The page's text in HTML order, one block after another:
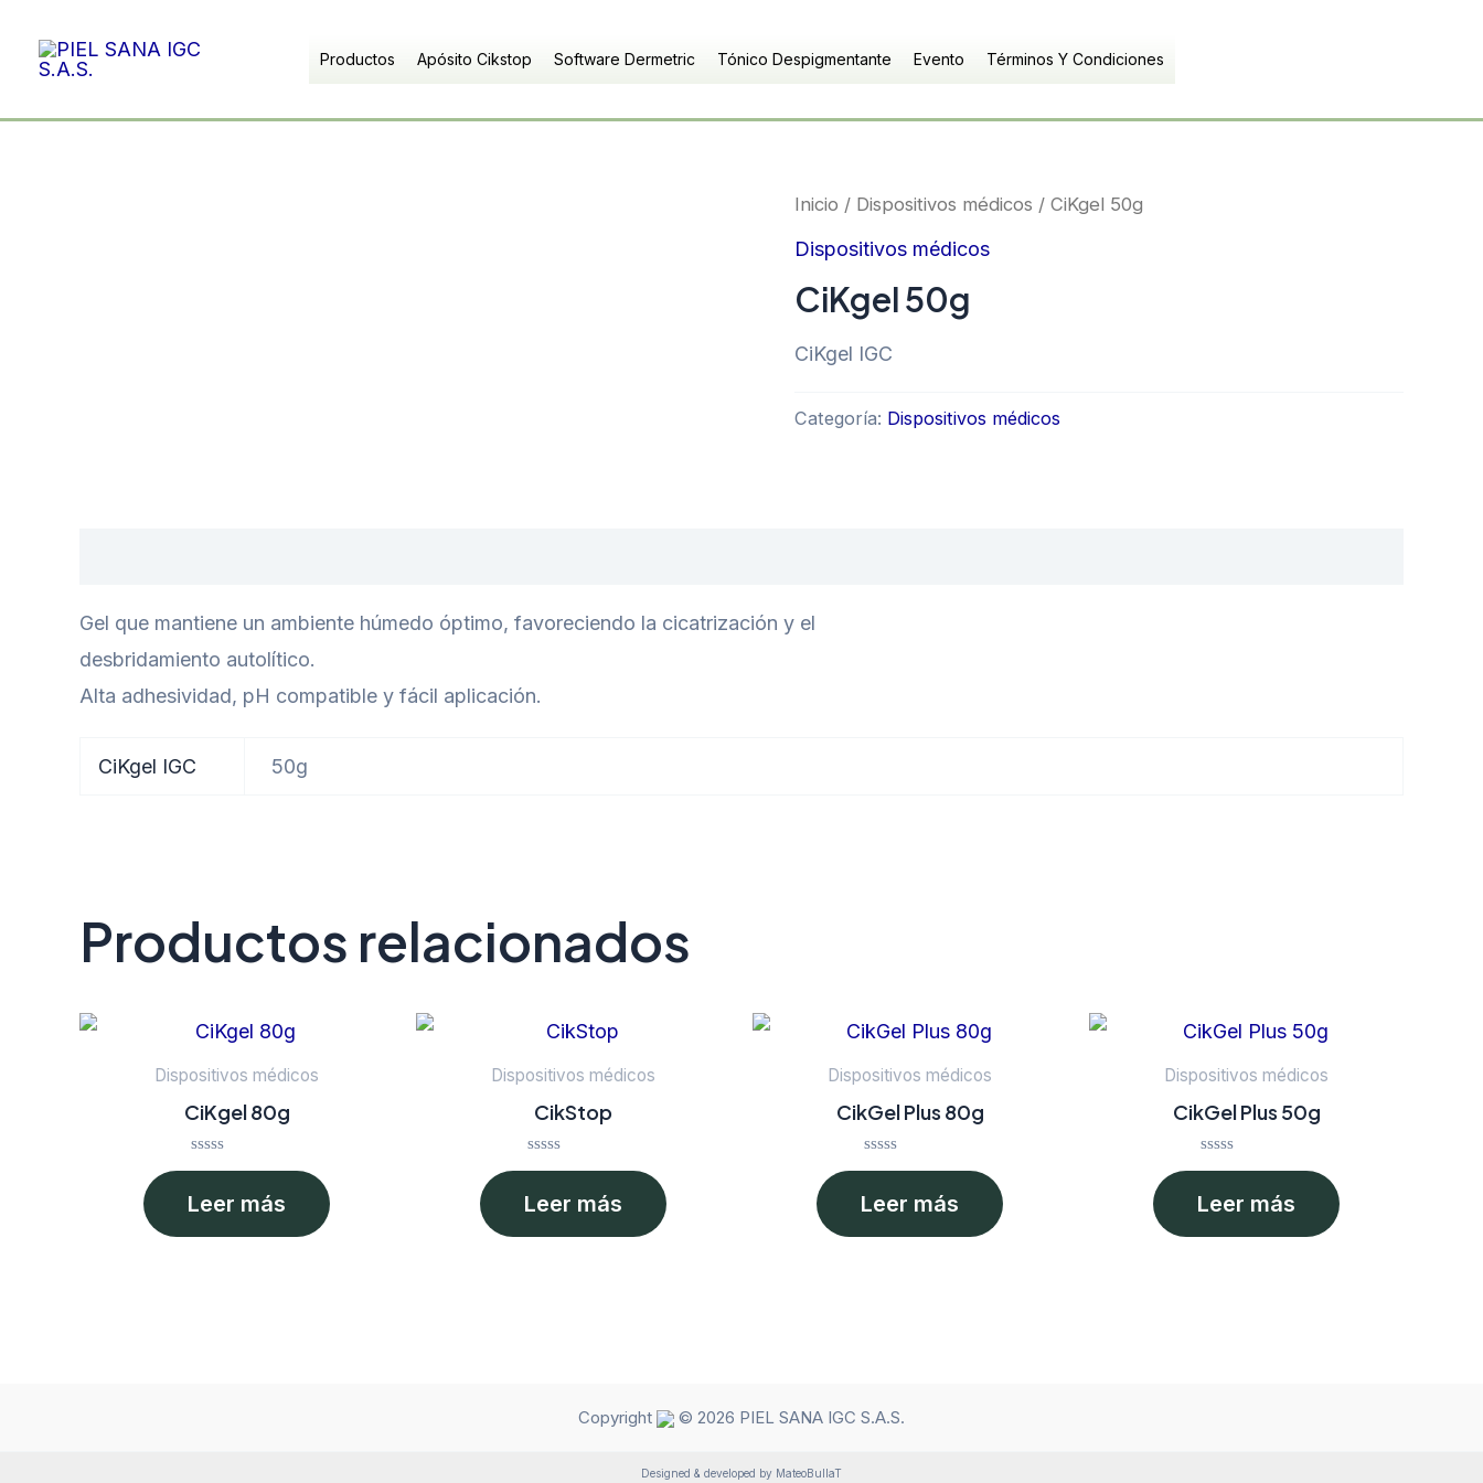
Productos Apósito Cikstop Software Dermetric Tónico Despigmentante Evento Términos Y Condiciones
Inicio / Dispositivos médicos / CiKgel 50g
Dispositivos médicos
CiKgel 50g
CiKgel IGC
Categoría: Dispositivos médicos
Gel que mantiene un ambiente húmedo óptimo, favoreciendo la cicatrización y el
desbridamiento autolítico.
Alta adhesividad, pH compatible y fácil aplicación.
CiKgel IGC 50g
Productos relacionados
Dispositivos médicos
CiKgel 80g
Valorado
0
de
5
Leer más
Dispositivos médicos
CikStop
Valorado
0
de
5
Leer más
Dispositivos médicos
CikGel Plus 80g
Valorado
0
de
5
Leer más
Dispositivos médicos
CikGel Plus 50g
Valorado
0
de
5
Leer más
Copyright © 2026 PIEL SANA IGC S.A.S.
Designed & developed by MateoBullaT